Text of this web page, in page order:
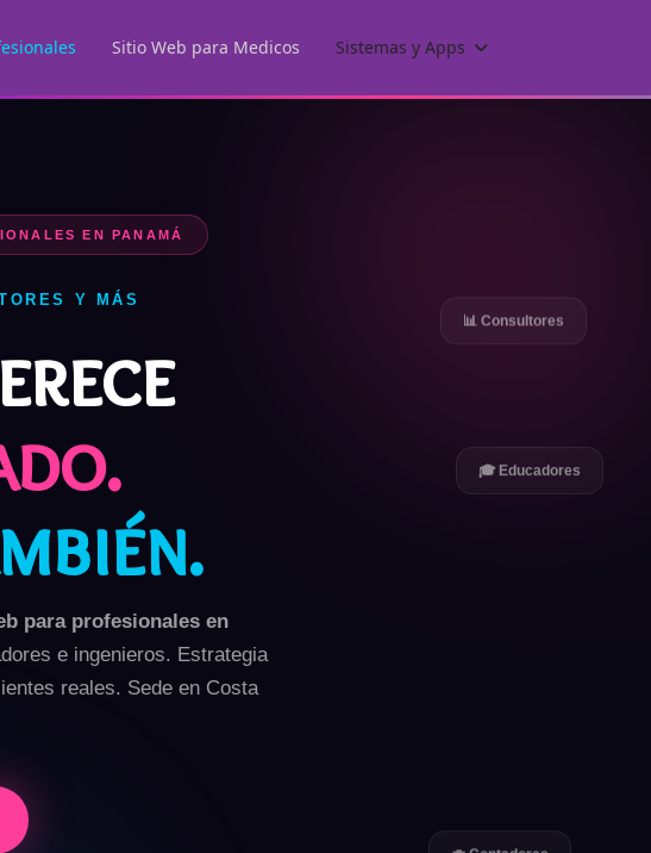
Sitio Web para Medicos Sistemas y Apps
📊 Consultores
🎓 Educadores
EN PANAMÁ
Y MÁS
para profesionales en
e ingenieros. Estrategia
reales. Sede en Costa